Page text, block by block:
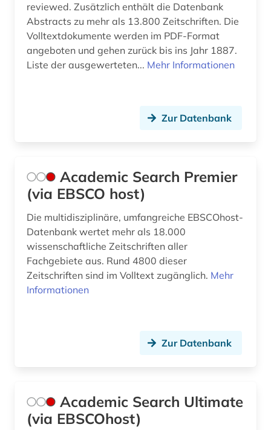
elektronische zeitschrift (13)
elektronisches buch (60)
elektronisches publizieren (1)
entscheidungsfindung (1)
entwicklungspsychologie (1)
ergonomie (1)
erkenntnistheorie (1)
ernährungswissenschaft (1)
erotik (1)
erziehung (4)
essstörung (1)
reviewed. Zusätzlich enthält die Datenbank
Abstracts zu mehr als 13.800 Zeitschriften. Die
Volltextdokumente werden im PDF-Format
angeboten und gehen zurück bis ins Jahr 1887.
Liste der ausgewerteten... Mehr Informationen
Zur Datenbank
Academic Search Premier
(via EBSCO host)
Die multidisziplinäre, umfangreiche EBSCOhost-
Datenbank wertet mehr als 18.000
wissenschaftliche Zeitschriften aller
Fachgebiete aus. Rund 4800 dieser
Zeitschriften sind im Volltext zugänglich. Mehr
Informationen
Zur Datenbank
Academic Search Ultimate
(via EBSCOhost)